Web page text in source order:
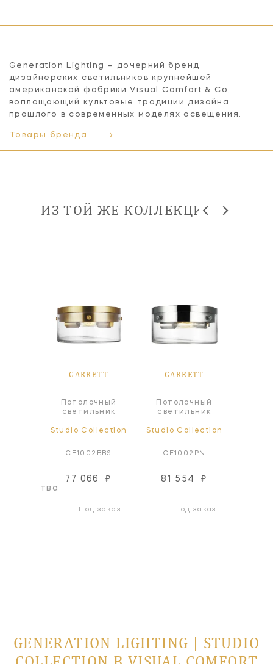
Generation Lighting – дочерний бренд
дизайнерских светильников крупнейшей
американской фабрики Visual Comfort & Co,
воплощающий культовые традиции дизайна
прошлого в современных моделях освещения.
Товары бренда
ИЗ ТОЙ ЖЕ КОЛЛЕКЦИИ
GARRETT
Потолочный
светильник
Studio Collection
CF1002BBS
77 066 ₽
Под заказ
GARRETT
Потолочный
светильник
Studio Collection
CF1002PN
81 554 ₽
Под заказ
GENERATION LIGHTING | STUDIO